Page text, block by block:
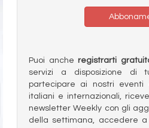
Puoi anche registrarti
servizi a disposizione di
partecipare ai nostri eventi
italiani e internazionali,
newsletter Weekly con gli
della settimana, accedere a